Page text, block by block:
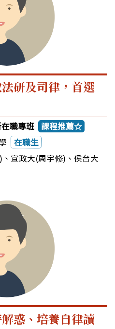
研及司律，首選
職專班 課程推薦☆
在職生
、 宣政大(周宇修) 、 侯台大
惑、培養自律讀